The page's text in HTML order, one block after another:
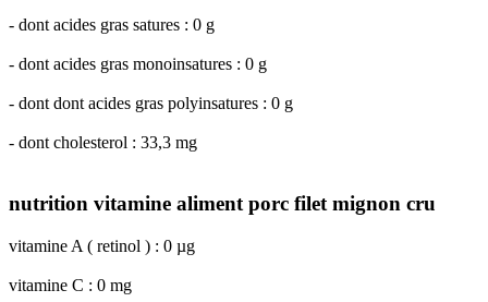
- dont acides gras satures : 0 g
- dont acides gras monoinsatures : 0 g
- dont dont acides gras polyinsatures : 0 g
- dont cholesterol : 33,3 mg
nutrition vitamine aliment porc filet mignon cru
vitamine A ( retinol ) : 0 µg
vitamine C : 0 mg